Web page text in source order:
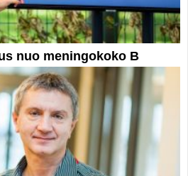
nuo meningokoko B